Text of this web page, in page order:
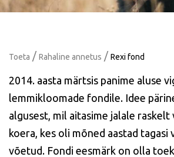
Toeta / Rahaline annetus / Rexi fond
2014. aasta märtsis panime aluse
lemmikloomade fondile. Idee
algusest, mil aitasime jalale raskelt
koera, kes oli mõned aastad tagasi
võetud. Fondi eesmärk on olla